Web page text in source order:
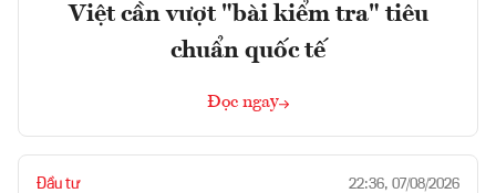
Việt cần vượt "bài kiểm tra" tiêu
chuẩn quốc tế
Đọc ngay
Đầu tư 22:36, 07/08/2026